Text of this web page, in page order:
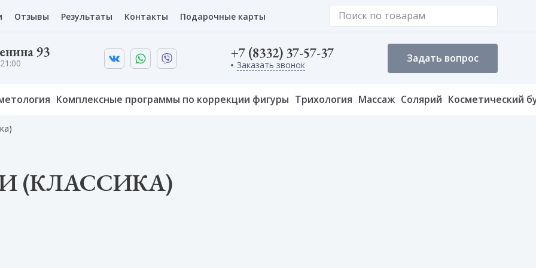
Отзывы Результаты Контакты Подарочные карты
93 +7 (8332) 37-57-37
Заказать звонок
Задать вопрос
Комплексные программы по коррекции фигуры Трихология Массаж Солярий Косметический
(КЛАССИКА)